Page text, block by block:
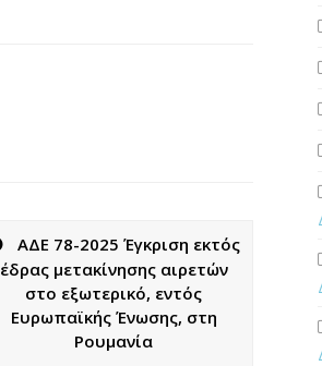
ΑΔΕ 78-2025 Έγκριση εκτός
έδρας μετακίνησης αιρετών
στο εξωτερικό, εντός
Ευρωπαϊκής Ένωσης, στη
Ρουμανία